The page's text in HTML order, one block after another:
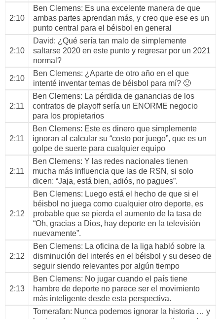
2:10
Ben Clemens: Es una excelente manera de que
ambas partes aprendan más, y creo que ese es un
punto central para el béisbol en general
2:10
David: ¿Qué sería tan malo de simplemente
saltarse 2020 en este punto y regresar por un 2021
normal?
2:10
Ben Clemens: ¿Aparte de otro año en el que
intenté inventar temas de béisbol para mí? 🙂
2:11
Ben Clemens: La pérdida de ganancias de los
contratos de playoff sería un ENORME negocio
para los propietarios
2:11
Ben Clemens: Este es dinero que simplemente
ignoran al calcular su “costo por juego”, que es un
golpe de suerte para cualquier equipo
2:11
Ben Clemens: Y las redes nacionales tienen
mucha más influencia que las de RSN, si solo
dicen: “Jaja, está bien, adiós, no pagues”.
2:12
Ben Clemens: Luego está el hecho de que si el
béisbol no juega como cualquier otro deporte, es
probable que se pierda el aumento de la tasa de
“Oh, gracias a Dios, hay deporte en la televisión
nuevamente”.
2:12
Ben Clemens: La oficina de la liga habló sobre la
disminución del interés en el béisbol y su deseo de
seguir siendo relevantes por algún tiempo
2:13
Ben Clemens: No jugar cuando el país tiene
hambre de deporte no parece ser el movimiento
más inteligente desde esta perspectiva.
Tomerafan: Nunca podemos ignorar la historia … y